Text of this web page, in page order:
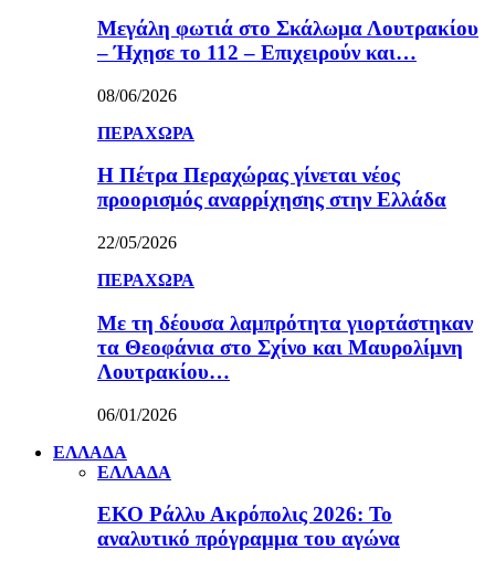
Μεγάλη φωτιά στο Σκάλωμα Λουτρακίου
– Ήχησε το 112 – Επιχειρούν και…
08/06/2026
ΠΕΡΑΧΩΡΑ
Η Πέτρα Περαχώρας γίνεται νέος
προορισμός αναρρίχησης στην Ελλάδα
22/05/2026
ΠΕΡΑΧΩΡΑ
Με τη δέουσα λαμπρότητα γιορτάστηκαν
τα Θεοφάνια στο Σχίνο και Μαυρολίμνη
Λουτρακίου…
06/01/2026
ΕΛΛΑΔΑ
ΕΛΛΑΔΑ
ΕΚΟ Ράλλυ Ακρόπολις 2026: Το
αναλυτικό πρόγραμμα του αγώνα